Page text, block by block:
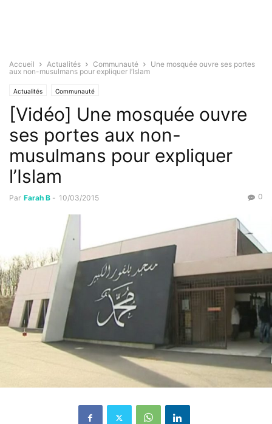
Accueil Actualités Communauté
Une mosquée ouvre ses portes
aux non-musulmans pour expliquer l’Islam
Actualités Communauté
[Vidéo] Une mosquée ouvre
ses portes aux non-
musulmans pour expliquer
l’Islam
Par Farah B - 10/03/2015 0